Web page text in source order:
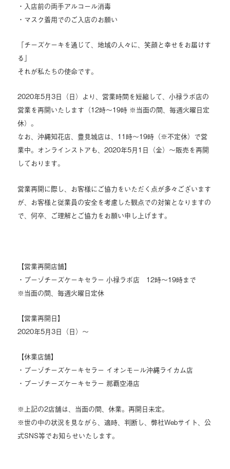
・入店前の両手アルコール消毒
・マスク着用でのご入店のお願い
「チーズケーキを通じて、地域の人々に、笑顔と幸せをお届けす
る」
それが私たちの使命です。
2020年5月3日（日）より、営業時間を短縮して、小禄ラボ店の
営業を再開いたします（12時～19時 ※当面の間、毎週火曜日定
休）。
なお、沖縄知花店、豊見城店は、11時～19時（※不定休）で営
業中。オンラインストアも、2020年5月1日（金）～販売を再開
しております。
営業再開に際し、お客様にご協力をいただく点が多々ございます
が、お客様と従業員の安全を考慮した観点での対策となりますの
で、何卒、ご理解とご協力をお願い申し上げます。
【営業再開店舗】
・プーゾチーズケーキセラー 小禄ラボ店 12時～19時まで
※当面の間、毎週火曜日定休
【営業再開日】
2020年5月3日（日）～
【休業店舗】
・プーゾチーズケーキセラー イオンモール沖縄ライカム店
・プーゾチーズケーキセラー 那覇空港店
※上記の2店舗は、当面の間、休業。再開日未定。
※世の中の状況を見ながら、適時、判断し、弊社Webサイト、公
式SNS等でお知らせいたします。